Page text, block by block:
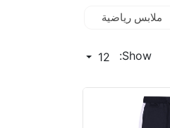
ملابس رياضية
Show:
12